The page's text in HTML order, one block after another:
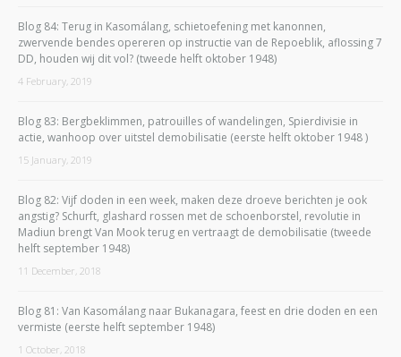
Blog 84: Terug in Kasomálang, schietoefening met kanonnen,
zwervende bendes opereren op instructie van de Repoeblik, aflossing 7
DD, houden wij dit vol? (tweede helft oktober 1948)
4 February, 2019
Blog 83: Bergbeklimmen, patrouilles of wandelingen, Spierdivisie in
actie, wanhoop over uitstel demobilisatie (eerste helft oktober 1948 )
15 January, 2019
Blog 82: Vijf doden in een week, maken deze droeve berichten je ook
angstig? Schurft, glashard rossen met de schoenborstel, revolutie in
Madiun brengt Van Mook terug en vertraagt de demobilisatie (tweede
helft september 1948)
11 December, 2018
Blog 81: Van Kasomálang naar Bukanagara, feest en drie doden en een
vermiste (eerste helft september 1948)
1 October, 2018